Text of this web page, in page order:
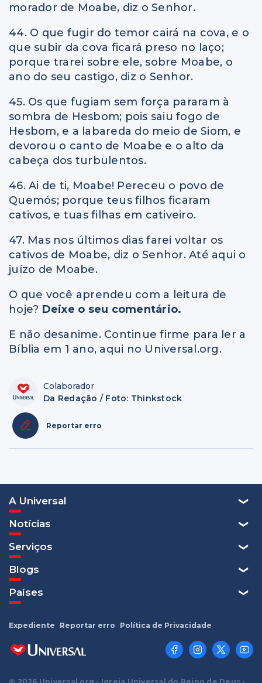
morador de Moabe, diz o Senhor.
44. O que fugir do temor cairá na cova, e o
que subir da cova ficará preso no laço;
porque trarei sobre ele, sobre Moabe, o
ano do seu castigo, diz o Senhor.
45. Os que fugiam sem força pararam à
sombra de Hesbom; pois saiu fogo de
Hesbom, e a labareda do meio de Siom, e
devorou o canto de Moabe e o alto da
cabeça dos turbulentos.
46. Ai de ti, Moabe! Pereceu o povo de
Quemós; porque teus filhos ficaram
cativos, e tuas filhas em cativeiro.
47. Mas nos últimos dias farei voltar os
cativos de Moabe, diz o Senhor. Até aqui o
juízo de Moabe.
O que você aprendeu com a leitura de
hoje? Deixe o seu comentário.
E não desanime. Continue firme para ler a
Bíblia em 1 ano, aqui no Universal.org.
Colaborador
Da Redação / Foto: Thinkstock
Reportar erro
A Universal
Notícias
Serviços
Blogs
Países
Expediente Reportar erro Política de Privacidade